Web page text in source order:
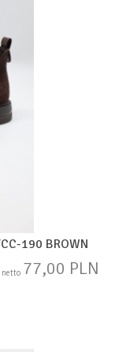
190 BROWN
netto 77,00 PLN